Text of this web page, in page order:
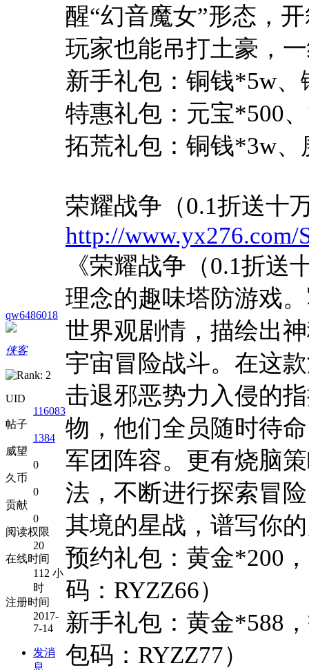
qw6486018
侠客
UID
116083
帖子
1384
威望
0
久币
0
贡献
0
阅读权限
20
在线时间
112 小
时
注册时间
2017-
7-14
发消
息
醒“幻音魔女”形态，
玩家也能吊打土豪，
新手礼包：铜钱*5w、
特惠礼包：元宝*500
拓荒礼包：铜钱*3w
荣耀战争（0.1折送十
http://www.yx276.com/
《荣耀战争（0.1折
理念的趣味塔防游戏
世界观剧情，描绘出
宇宙冒险战斗。在这
击退邪恶势力入侵的
物，他们全员随时待
军团阵容。更有烧脑
法，不断进行探索冒
其境的星战，谱写你
预约礼包：黄金*200
码：RYZZ66）
新手礼包：黄金*588
包码：RYZZ77）